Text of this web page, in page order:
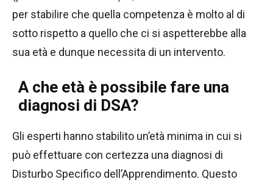
per stabilire che quella competenza è molto al di
sotto rispetto a quello che ci si aspetterebbe alla
sua età e dunque necessita di un intervento.
A che età è possibile fare una
diagnosi di DSA?
Gli esperti hanno stabilito un’età minima in cui si
può effettuare con certezza una diagnosi di
Disturbo Specifico dell’Apprendimento. Questo